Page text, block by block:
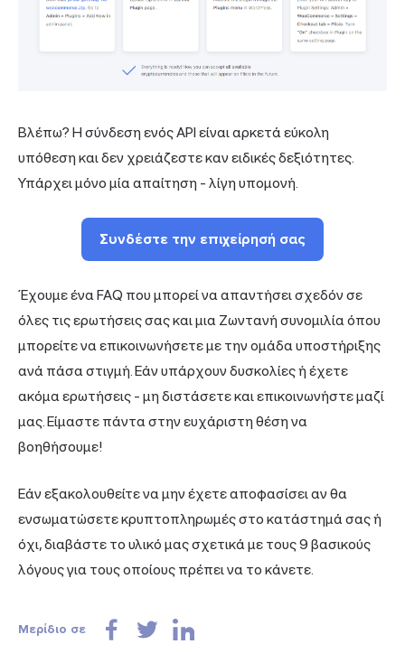
Βλέπω? Η σύνδεση ενός API είναι αρκετά εύκολη
υπόθεση και δεν χρειάζεστε καν ειδικές δεξιότητες.
Υπάρχει μόνο μία απαίτηση - λίγη υπομονή.
Συνδέστε την επιχείρησή σας
Έχουμε ένα FAQ που μπορεί να απαντήσει σχεδόν σε
όλες τις ερωτήσεις σας και μια Ζωντανή συνομιλία όπου
μπορείτε να επικοινωνήσετε με την ομάδα υποστήριξης
ανά πάσα στιγμή. Εάν υπάρχουν δυσκολίες ή έχετε
ακόμα ερωτήσεις - μη διστάσετε και επικοινωνήστε μαζί
μας. Είμαστε πάντα στην ευχάριστη θέση να
βοηθήσουμε!
Εάν εξακολουθείτε να μην έχετε αποφασίσει αν θα
ενσωματώσετε κρυπτοπληρωμές στο κατάστημά σας ή
όχι, διαβάστε το υλικό μας σχετικά με τους 9 βασικούς
λόγους για τους οποίους πρέπει να το κάνετε.
Μερίδιο σε